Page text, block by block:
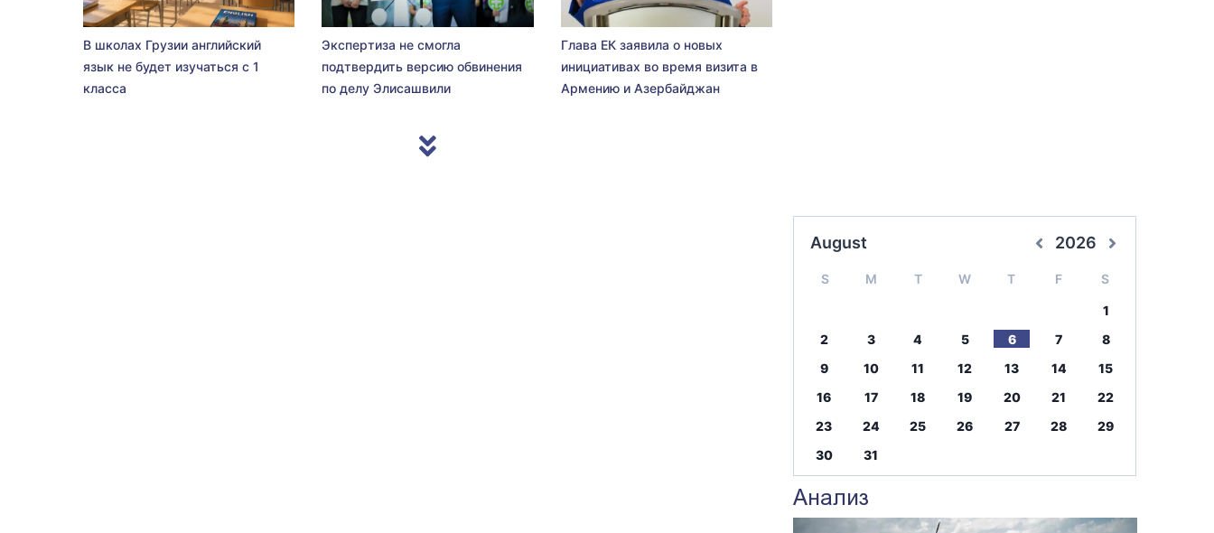
В школах Грузии английский
язык не будет изучаться с 1
класса
Экспертиза не смогла
подтвердить версию обвинения
по делу Элисашвили
Глава ЕК заявила о новых
инициативах во время визита в
Армению и Азербайджан
August 2026
S M T W T F S
1
2
3 4 5 6 7
8
9
10 11 12 13 14
15
16
17 18 19 20 21
22
23
24 25 26 27 28
29
30
31
Анализ